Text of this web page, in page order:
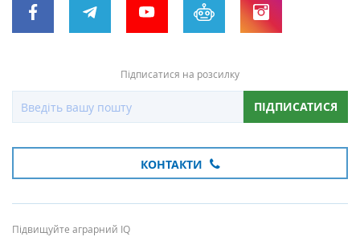
Підписатися на розсилку
ПІДПИСАТИСЯ
КОНТАКТИ
Підвищуйте аграрний IQ